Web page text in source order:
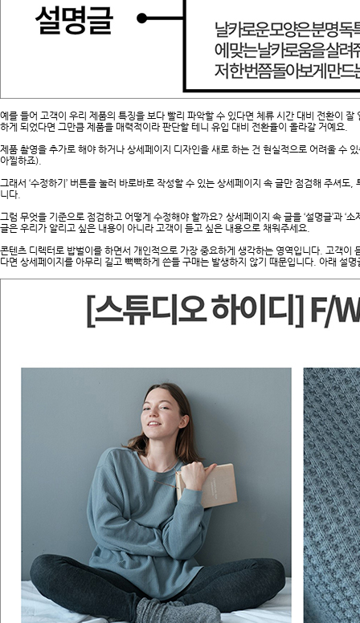
예를 들어 고객이 우리 제품의 특징을 보다 빨리 파악할 수 있다면 체류 시간 대비 전환이
하게 되었다면 그만큼 제품을 매력적이라 판단할 테니 유입 대비 전환율이 올라갈 거예요.
제품 촬영을 추가로 해야 하거나 상세페이지 디자인을 새로 하는 건 현실적으로 어려울 수
아찔하죠).
그래서 ‘수정하기’ 버튼을 눌러 바로바로 작성할 수 있는 상세페이지 속 글만 점검해 주셔
니다.
그럼 무엇을 기준으로 점검하고 어떻게 수정해야 할까요? 상세페이지 속 글을 ‘설명글’과 ‘
글은 우리가 알리고 싶은 내용이 아니라 고객이 듣고 싶은 내용으로 채워주세요.
콘텐츠 디렉터로 밥벌이를 하면서 개인적으로 가장 중요하게 생각하는 영역입니다. 고객이
다면 상세페이지를 아무리 길고 빽빽하게 쓴들 구매는 발생하지 않기 때문입니다. 아래 설